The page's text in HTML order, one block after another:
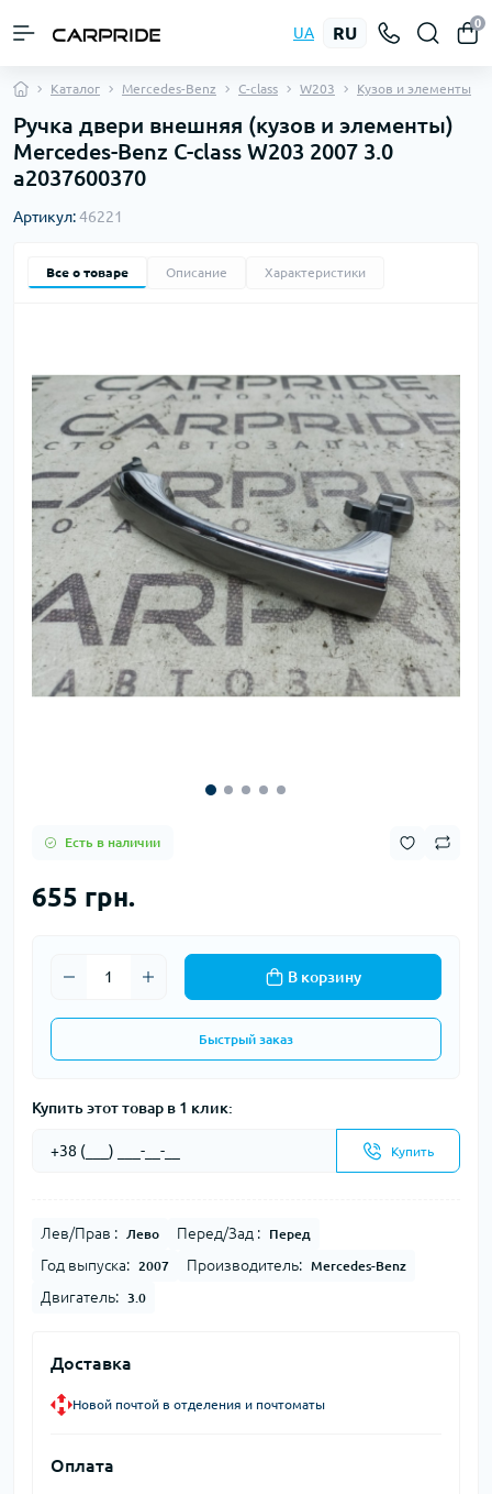
UA RU
0
Каталог Mercedes-Benz C-class W203 Кузов и элементы
Ручка двери внешняя (кузов и элементы)
Mercedes-Benz C-class W203 2007 3.0
a2037600370
Артикул:46221
Все о товаре Описание Характеристики
Есть в наличии
655 грн.
В корзину
Быстрый заказ
Купить этот товар в 1 клик:
Купить
Лев/Прав : Лево Перед/Зад : Перед
Год выпуска: 2007 Производитель: Mercedes-Benz
Двигатель: 3.0
Доставка
Новой почтой в отделения и почтоматы
Оплата